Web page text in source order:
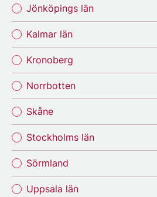
Jönköpings län
Kalmar län
Kronoberg
Norrbotten
Skåne
Stockholms län
Sörmland
Uppsala län